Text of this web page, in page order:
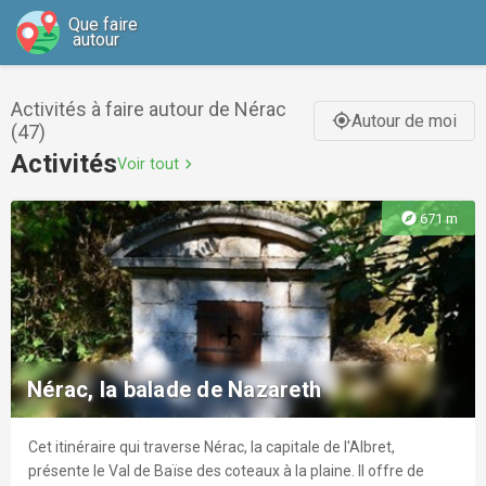
Que faire
autour
Activités à faire autour de Nérac
(47)
gps_fixedAutour de moi
ActivitésVoir tout chevron_right
explore671 m
Nérac, la balade de Nazareth
Cet itinéraire qui traverse Nérac, la capitale de l'Albret,
présente le Val de Baïse des coteaux à la plaine. Il offre de